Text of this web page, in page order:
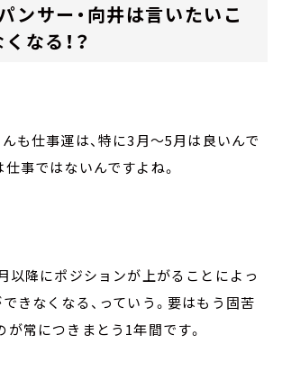
ンサー・向井は言いたいこ
なる！？
んも仕事運は、特に3月～5月は良いんで
事ではないんですよね。
以降にポジションが上がることによっ
きなくなる、っていう。要はもう固苦
が常につきまとう1年間です。